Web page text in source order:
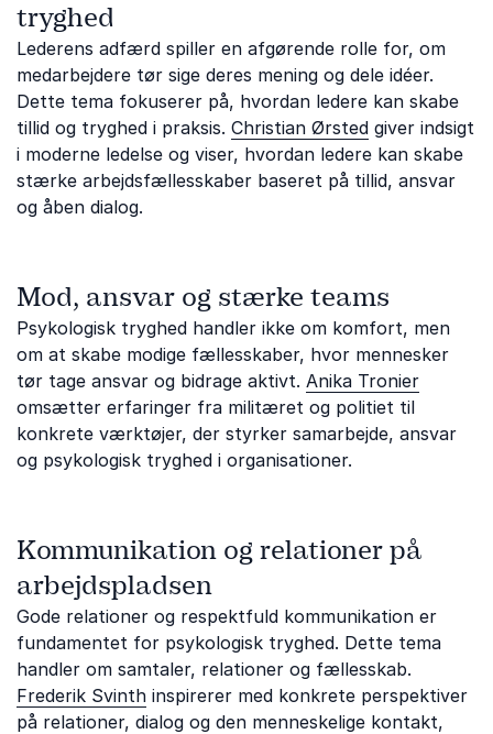
tryghed
Lederens adfærd spiller en afgørende rolle for, om
medarbejdere tør sige deres mening og dele idéer.
Dette tema fokuserer på, hvordan ledere kan skabe
tillid og tryghed i praksis. Christian Ørsted giver indsigt
i moderne ledelse og viser, hvordan ledere kan skabe
stærke arbejdsfællesskaber baseret på tillid, ansvar
og åben dialog.
Mod, ansvar og stærke teams
Psykologisk tryghed handler ikke om komfort, men
om at skabe modige fællesskaber, hvor mennesker
tør tage ansvar og bidrage aktivt. Anika Tronier
omsætter erfaringer fra militæret og politiet til
konkrete værktøjer, der styrker samarbejde, ansvar
og psykologisk tryghed i organisationer.
Kommunikation og relationer på
arbejdspladsen
Gode relationer og respektfuld kommunikation er
fundamentet for psykologisk tryghed. Dette tema
handler om samtaler, relationer og fællesskab.
Frederik Svinth inspirerer med konkrete perspektiver
på relationer, dialog og den menneskelige kontakt,